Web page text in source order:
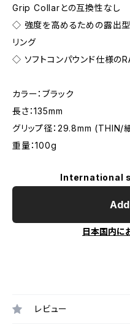
Grip Collarとの互換性なし
◇ 強度を高めるための露出型
リング
◇ ソフトコンパウンド仕様の
カラー：ブラック
長さ：135mm
グリップ径：29.8mm (THIN/
重量：100g
International
日本国内に
レビュー